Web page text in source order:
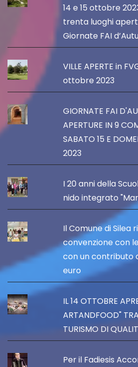
14 e 15 ottobre
trenta luoghi
Giornate FAI
VILLE APERTE in
ottobre 2023
GIORNATE FAI
APERTURE IN 9
SABATO 15 E
2023
I 20 anni della
nido integrato
Il Comune di Silea
convenzione con
con un contributo
euro
IL 14 OTTOBRE
ARTANDFOOD"
TURISMO DI
Per il Fadiesis